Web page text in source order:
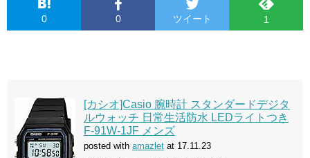
0 0 ツイート 1
[カシオ]Casio 腕時計 スタンダードデジタ
ルウォッチ 日常生活防水 LEDライトつき
F-91W-1JF メンズ
posted with amazlet at 17.11.23